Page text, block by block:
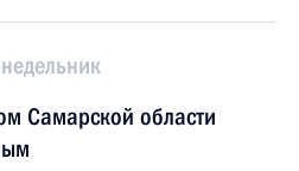
Самарской области